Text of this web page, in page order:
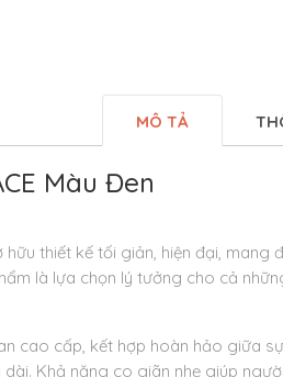
MÔ TẢ
Màu Đen
hữu thiết kế tối giản, hiện đại,
là lựa chọn lý tưởng cho cả
cao cấp, kết hợp hoàn hảo giữa
Khả năng co giãn nhẹ giúp